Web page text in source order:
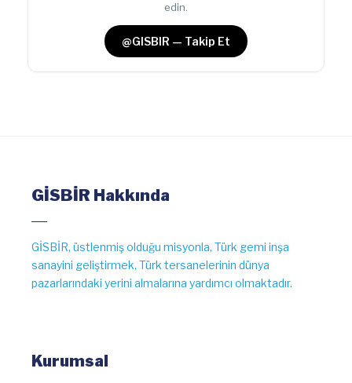
edin.
@GISBIR — Takip Et
GİSBİR Hakkında
GİSBİR, üstlenmiş olduğu misyonla, Türk gemi inşa
sanayini geliştirmek, Türk tersanelerinin dünya
pazarlarındaki yerini almalarına yardımcı olmaktadır.
Kurumsal